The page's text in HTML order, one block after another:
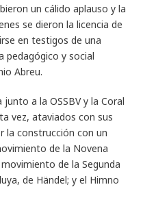
un cálido aplauso y la
se dieron la licencia de
en testigos de una
pedagógico y social
Abreu.
a la OSSBV y la Coral
vez, ataviados con sus
la construcción con un
de la Novena
de la Segunda
de Händel; y el Himno